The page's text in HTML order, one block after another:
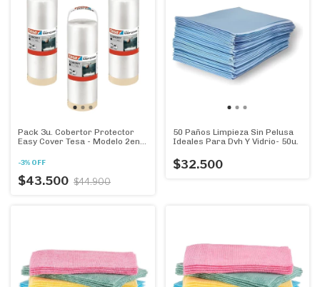
Pack 3u. Cobertor Protector
Easy Cover Tesa - Modelo 2en1
-3% OFF
$43.500 $44.900
50 Paños Limpieza Sin Pelusa
Ideales Para Dvh Y Vidrio- 50u.
$32.500